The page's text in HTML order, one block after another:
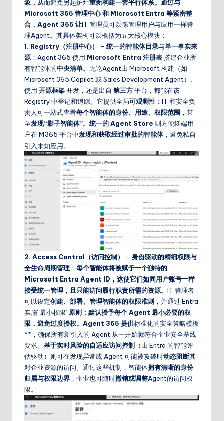
象，从而避免另起炉灶重新构建一套平行体系。通过与
Microsoft 365 管理中心 和 Microsoft Entra 等紧密整
合，Agent 365 让IT 管理员可以像管理用户与应用一样管
理Agent。其具体架构可以概括为五大核心模块：
1. Registry（注册中心）
– 统一的智能体目录与单一事实来
源：Agent 365 使用 Microsoft Entra 注册表搭建企业所
有智能体的中央清单。无论Agent由 Microsoft 构建（如
Microsoft 365 Copilot 或 Sales Development Agent）、
使用 开源框架开发，还是出自 第三方平台，都能在该
Registry 中登记和追踪。它提供全局可观测性 ：IT 和安全负
责人可一站式查看每个智能体的身份、用途、权限范围 ，甚
至发现“影子智能体”。 统一的 Agent Store 则方便终端用
户在 M365 平台中发现和获取经过审批的智能体，避免私自
引入未知应用。
2. Access Control（访问控制） – 身份驱动的精细权限与
全生命周期管理 ： 每个智能体将被赋予一个独特的
Microsoft Entra Agent ID ，这使它们如同用户账号一样
接受统一管理，且只能访问履行职责所需的资源。IT 管理者
可以设定创建、部署、管理智能体的权限准则 ，并通过 Entra
实施“最小权限”原则：默认授予每个 Agent 最小必要的权
限，避免过度授权。Agent 365 提供标准化的安全策略模板
**，确保所有新引入的 Agent 从一开始就符合企业安全基线
要求。 基于实时风险的自适应访问控制
（由 Entra 的智能评
估驱动）则可在发现异常或 Agent 可能被攻破时动态阻断其
对企业资源的访问。通过这些机制，智能体拥有清晰的身份
归属与权限边界 ，企业也可随时撤销或调整Agent的访问权
限。